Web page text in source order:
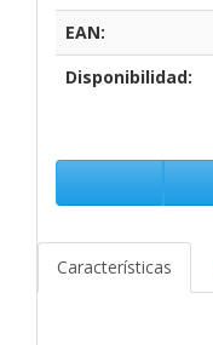
EAN:
Disponibilidad:
Características